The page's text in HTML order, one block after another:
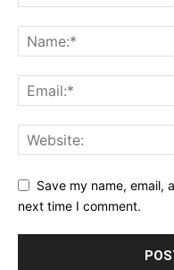
Save my name, email,
next time I comment.